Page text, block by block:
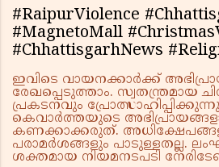
#RaipurViolence
#MagnetoMall
#ChhattisgarhNews
ഇവിടെ വായനക്കാർക്ക്
രേഖപ്പെടുത്താം. സ്വതന്ത്രമായ
പ്രകടനവും
കെവാർത്തയുടെ
കണക്കാക്കരുത്.
പരാമർശങ്ങളും പാടുള്ളതല്ല.
ശക്തമായ നിയമനടപടി